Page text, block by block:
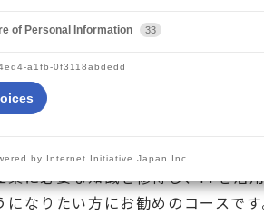
of Personal Information 33
a1fb-0f3118abdedd
by Internet Initiative Japan Inc.
ビジネスパーソンをめざ
ビジネスリーダーとなるためのプロ
案に必要な知識を修得し、ITを活
なりたい方にお勧めのコースです